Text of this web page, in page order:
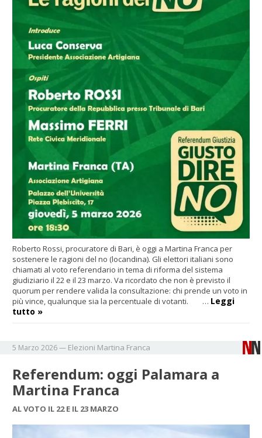
Roberto Rossi, procuratore di Bari, è oggi a Martina Franca per
sostenere le ragioni del no (locandina). Gli elettori italiani sono
chiamati al voto referendario in tema di riforma del sistema
giudiziario il 22 e il 23 marzo. Va ricordato che non è previsto il
quorum per rendere valida la consultazione: chi prende un voto in
più vince, qualunque sia la percentuale di votanti. … Leggi
tutto »
5 Marzo 2026— Elezioni Martina Franca
Referendum: oggi Palamara a
Martina Franca
AL VOTO IL 22 E IL 23 MARZO